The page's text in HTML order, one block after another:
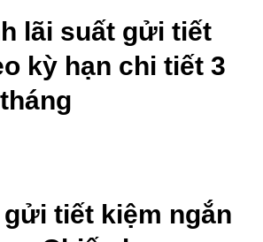
lãi suất gửi tiết
kỳ hạn chi tiết 3
tiết kiệm ngắn